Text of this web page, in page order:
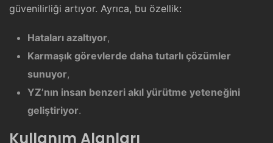
güvenilirliği artıyor. Ayrıca, bu özellik:
Hataları azaltıyor,
Karmaşık görevlerde daha tutarlı çözümler
sunuyor,
YZ’nın insan benzeri akıl yürütme yeteneğini
geliştiriyor.
Kullanım Alanları